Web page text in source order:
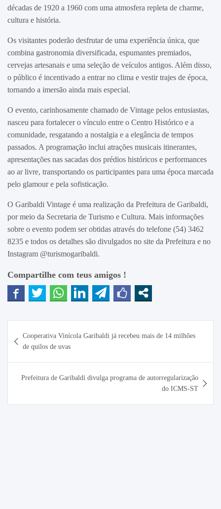
décadas de 1920 a 1960 com uma atmosfera repleta de charme,
cultura e história.
Os visitantes poderão desfrutar de uma experiência única, que
combina gastronomia diversificada, espumantes premiados,
cervejas artesanais e uma seleção de veículos antigos. Além disso,
o público é incentivado a entrar no clima e vestir trajes de época,
tornando a imersão ainda mais especial.
O evento, carinhosamente chamado de Vintage pelos entusiastas,
nasceu para fortalecer o vínculo entre o Centro Histórico e a
comunidade, resgatando a nostalgia e a elegância de tempos
passados. A programação inclui atrações musicais itinerantes,
apresentações nas sacadas dos prédios históricos e performances
ao ar livre, transportando os participantes para uma época marcada
pelo glamour e pela sofisticação.
O Garibaldi Vintage é uma realização da Prefeitura de Garibaldi,
por meio da Secretaria de Turismo e Cultura. Mais informações
sobre o evento podem ser obtidas através do telefone (54) 3462
8235 e todos os detalhes são divulgados no site da Prefeitura e no
Instagram @turismogaribaldi.
Compartilhe com teus amigos !
de
Post
Cooperativa Vinícola Garibaldi já recebeu mais de 14 milhões
de quilos de uvas
Prefeitura de Garibaldi divulga programa de autorregularização
do ICMS-ST